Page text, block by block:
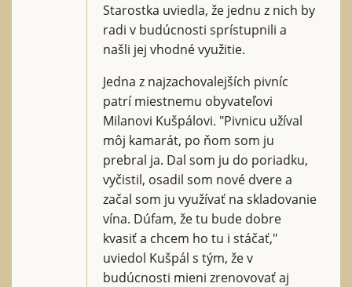
Starostka uviedla, že jednu z nich by
radi v budúcnosti sprístupnili a
našli jej vhodné využitie.
Jedna z najzachovalejších pivníc
patrí miestnemu obyvateľovi
Milanovi Kušpálovi. "Pivnicu užíval
môj kamarát, po ňom som ju
prebral ja. Dal som ju do poriadku,
vyčistil, osadil som nové dvere a
začal som ju využívať na skladovanie
vína. Dúfam, že tu bude dobre
kvasiť a chcem ho tu i stáčať,"
uviedol Kušpál s tým, že v
budúcnosti mieni zrenovovať aj